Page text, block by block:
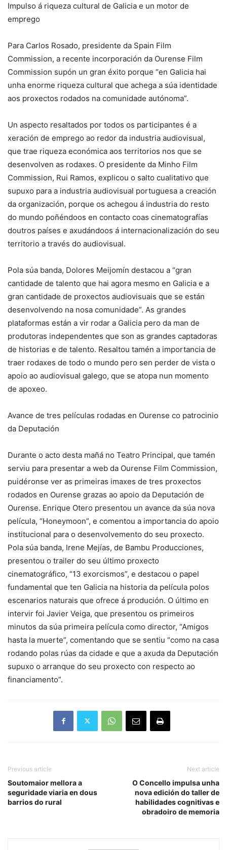
Impulso á riqueza cultural de Galicia e un motor de
emprego
Para Carlos Rosado, presidente da Spain Film
Commission, a recente incorporación da Ourense Film
Commission supón un gran éxito porque “en Galicia hai
unha enorme riqueza cultural que achega a súa identidade
aos proxectos rodados na comunidade autónoma”.
Un aspecto resaltados por todos os participantes é a
xeración de emprego ao redor da industria audiovisual,
que trae riqueza económica aos territorios nos que se
desenvolven as rodaxes. O presidente da Minho Film
Commission, Rui Ramos, explicou o salto cualitativo que
supuxo para a industria audiovisual portuguesa a creación
da organización, porque os achegou á industria do resto
do mundo poñéndoos en contacto coas cinematografías
doutros países e axudándoos á internacionalización do seu
territorio a través do audiovisual.
Pola súa banda, Dolores Meijomín destacou a “gran
cantidade de talento que hai agora mesmo en Galicia e a
gran cantidade de proxectos audiovisuais que se están
desenvolvendo na nosa comunidade”. As grandes
plataformas están a vir rodar a Galicia pero da man de
produtoras independentes que son as grandes captadoras
de historias e de talento. Resaltou tamén a importancia de
traer rodaxes de todo o mundo pero sen perder de vista o
apoio ao audiovisual galego, que se atopa nun momento
de apoxeo.
Avance de tres películas rodadas en Ourense co patrocinio
da Deputación
Durante o acto desta mañá no Teatro Principal, que tamén
serviu para presentar a web da Ourense Film Commission,
puidéronse ver as primeiras imaxes de tres proxectos
rodados en Ourense grazas ao apoio da Deputación de
Ourense. Enrique Otero presentou un avance da súa nova
película, “Honeymoon”, e comentou a importancia do apoio
institucional para o desenvolvemento do seu proxecto.
Pola súa banda, Irene Mejías, de Bambu Producciones,
presentou o trailer do seu último proxecto
cinematográfico, “13 exorcismos”, e destacou o papel
fundamental que ten Galicia na historia da película polos
escenarios naturais que ofrece á produción. O último en
intervir foi Javier Veiga, que presentou os primeiros
minutos da súa primeira película como director, “Amigos
hasta la muerte”, comentando que se sentiu “como na casa
rodando polas rúas da cidade e que a axuda da Deputación
supuxo o arranque do seu proxecto con respecto ao
financiamento”.
Previous article
Soutomaior mellora a
seguridade viaria en dous
barrios do rural
Next article
O Concello impulsa unha
nova edición do taller de
habilidades cognitivas e
obradoiro de memoria